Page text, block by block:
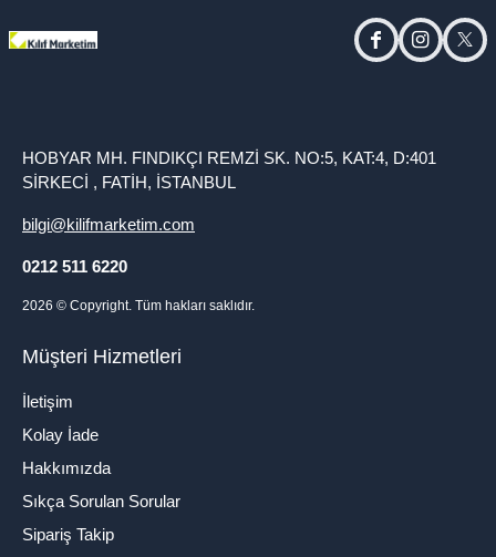
facebookinstagram
HOBYAR MH. FINDIKÇI REMZİ SK. NO:5, KAT:4, D:401
SİRKECİ , FATİH, İSTANBUL
bilgi@kilifmarketim.com
0212 511 6220
2026 © Copyright. Tüm hakları saklıdır.
Müşteri Hizmetleri
İletişim
Kolay İade
Hakkımızda
Sıkça Sorulan Sorular
Sipariş Takip